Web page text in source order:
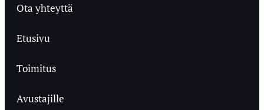
Ota yhteyttä
Etusivu
Toimitus
Avustajille